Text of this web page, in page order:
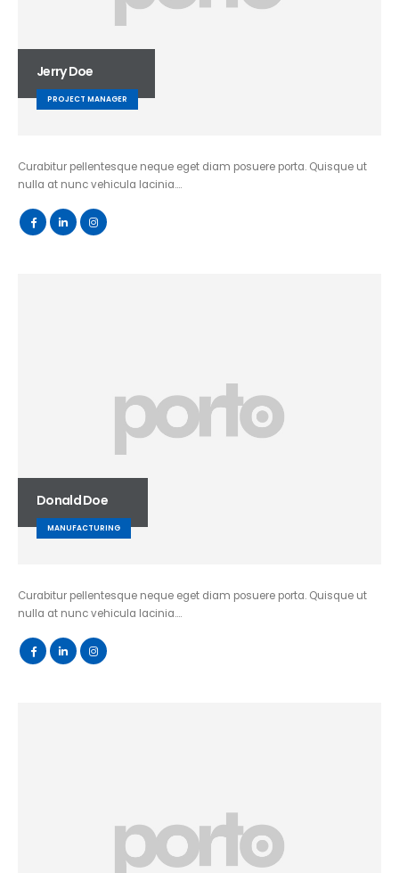
Jerry Doe
PROJECT MANAGER
Curabitur pellentesque neque eget diam posuere porta. Quisque ut
nulla at nunc vehicula lacinia….
Donald Doe
MANUFACTURING
Curabitur pellentesque neque eget diam posuere porta. Quisque ut
nulla at nunc vehicula lacinia….